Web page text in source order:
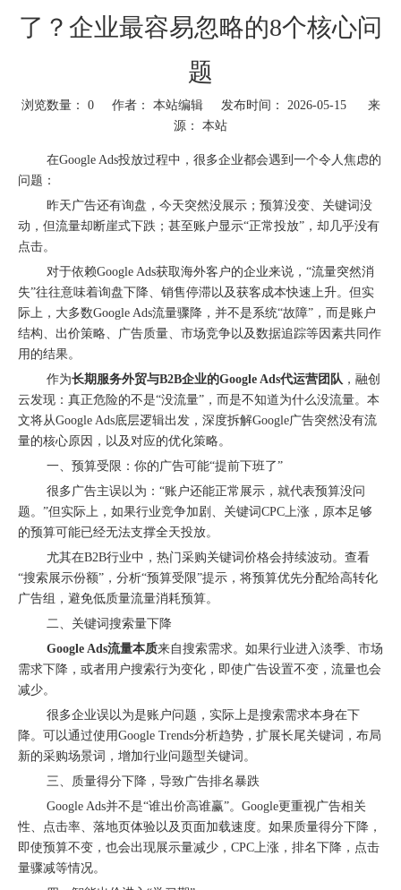
了？企业最容易忽略的8个核心问
题
浏览数量： 0作者： 本站编辑 发布时间： 2026-05-15 来
源： 本站
["wechat"]
在Google Ads投放过程中，很多企业都会遇到一个令人焦虑的
问题：
昨天广告还有询盘，今天突然没展示；预算没变、关键词没
动，但流量却断崖式下跌；甚至账户显示“正常投放”，却几乎没有
点击。
对于依赖Google Ads获取海外客户的企业来说，“流量突然消
失”往往意味着询盘下降、销售停滞以及获客成本快速上升。但实
际上，大多数Google Ads流量骤降，并不是系统“故障”，而是账户
结构、出价策略、广告质量、市场竞争以及数据追踪等因素共同作
用的结果。
作为长期服务外贸与B2B企业的Google Ads代运营团队 ，融创
云发现：真正危险的不是“没流量”，而是不知道为什么没流量。本
文将从Google Ads底层逻辑出发，深度拆解Google广告突然没有流
量的核心原因，以及对应的优化策略。
一、预算受限：你的广告可能“提前下班了”
很多广告主误以为：“账户还能正常展示，就代表预算没问
题。”但实际上，如果行业竞争加剧、关键词CPC上涨，原本足够
的预算可能已经无法支撑全天投放。
尤其在B2B行业中，热门采购关键词价格会持续波动。查看
“搜索展示份额”，分析“预算受限”提示，将预算优先分配给高转化
广告组，避免低质量流量消耗预算。
二、关键词搜索量下降
Google Ads流量本质来自搜索需求。如果行业进入淡季、市场
需求下降，或者用户搜索行为变化，即使广告设置不变，流量也会
减少。
很多企业误以为是账户问题，实际上是搜索需求本身在下
降。可以通过使用Google Trends分析趋势，扩展长尾关键词，布局
新的采购场景词，增加行业问题型关键词。
三、质量得分下降，导致广告排名暴跌
Google Ads并不是“谁出价高谁赢”。Google更重视广告相关
性、点击率、落地页体验以及页面加载速度。如果质量得分下降，
即使预算不变，也会出现展示量减少，CPC上涨，排名下降，点击
量骤减等情况。